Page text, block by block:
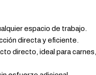
espacio de trabajo.
directa y eficiente.
directo, ideal para